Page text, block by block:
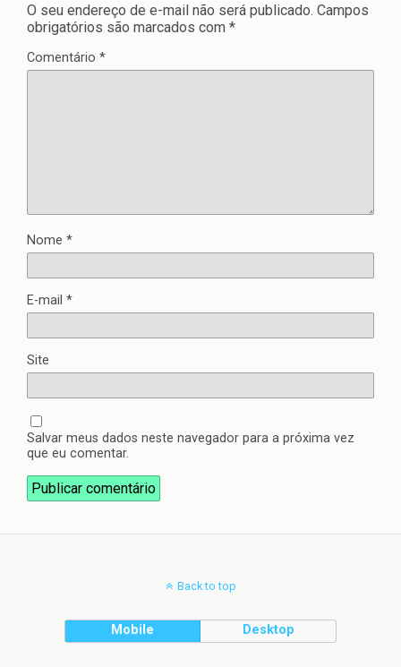
O seu endereço de e-mail não será publicado. Campos
obrigatórios são marcados com *
Comentário *
Nome *
E-mail *
Site
Salvar meus dados neste navegador para a próxima vez
que eu comentar.
Back to top
Mobile Desktop